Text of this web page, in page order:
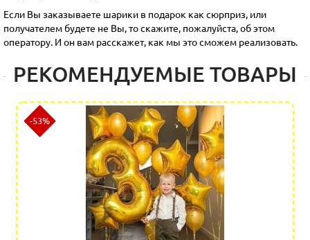
Если Вы заказываете шарики в подарок как сюрприз, или
получателем будете не Вы, то скажите, пожалуйста, об этом
оператору. И он вам расскажет, как мы это сможем реализовать.
РЕКОМЕНДУЕМЫЕ ТОВАРЫ
-53%